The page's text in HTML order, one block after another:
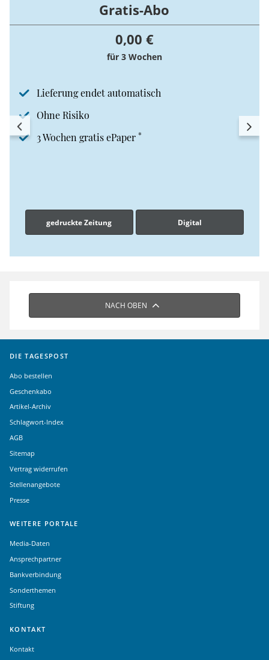
auch das neue Dokument wenig.
Gratis-Abo
0,00 €
für 3 Wochen
Lieferung endet automatisch
Ohne Risiko
3 Wochen gratis ePaper *
gedruckte Zeitung Digital
NACH OBEN
DIE TAGESPOST
Abo bestellen
Geschenkabo
Artikel-Archiv
Schlagwort-Index
AGB
Sitemap
Vertrag widerrufen
Stellenangebote
Presse
WEITERE PORTALE
Media-Daten
Ansprechpartner
Bankverbindung
Sonderthemen
Stiftung
KONTAKT
Kontakt